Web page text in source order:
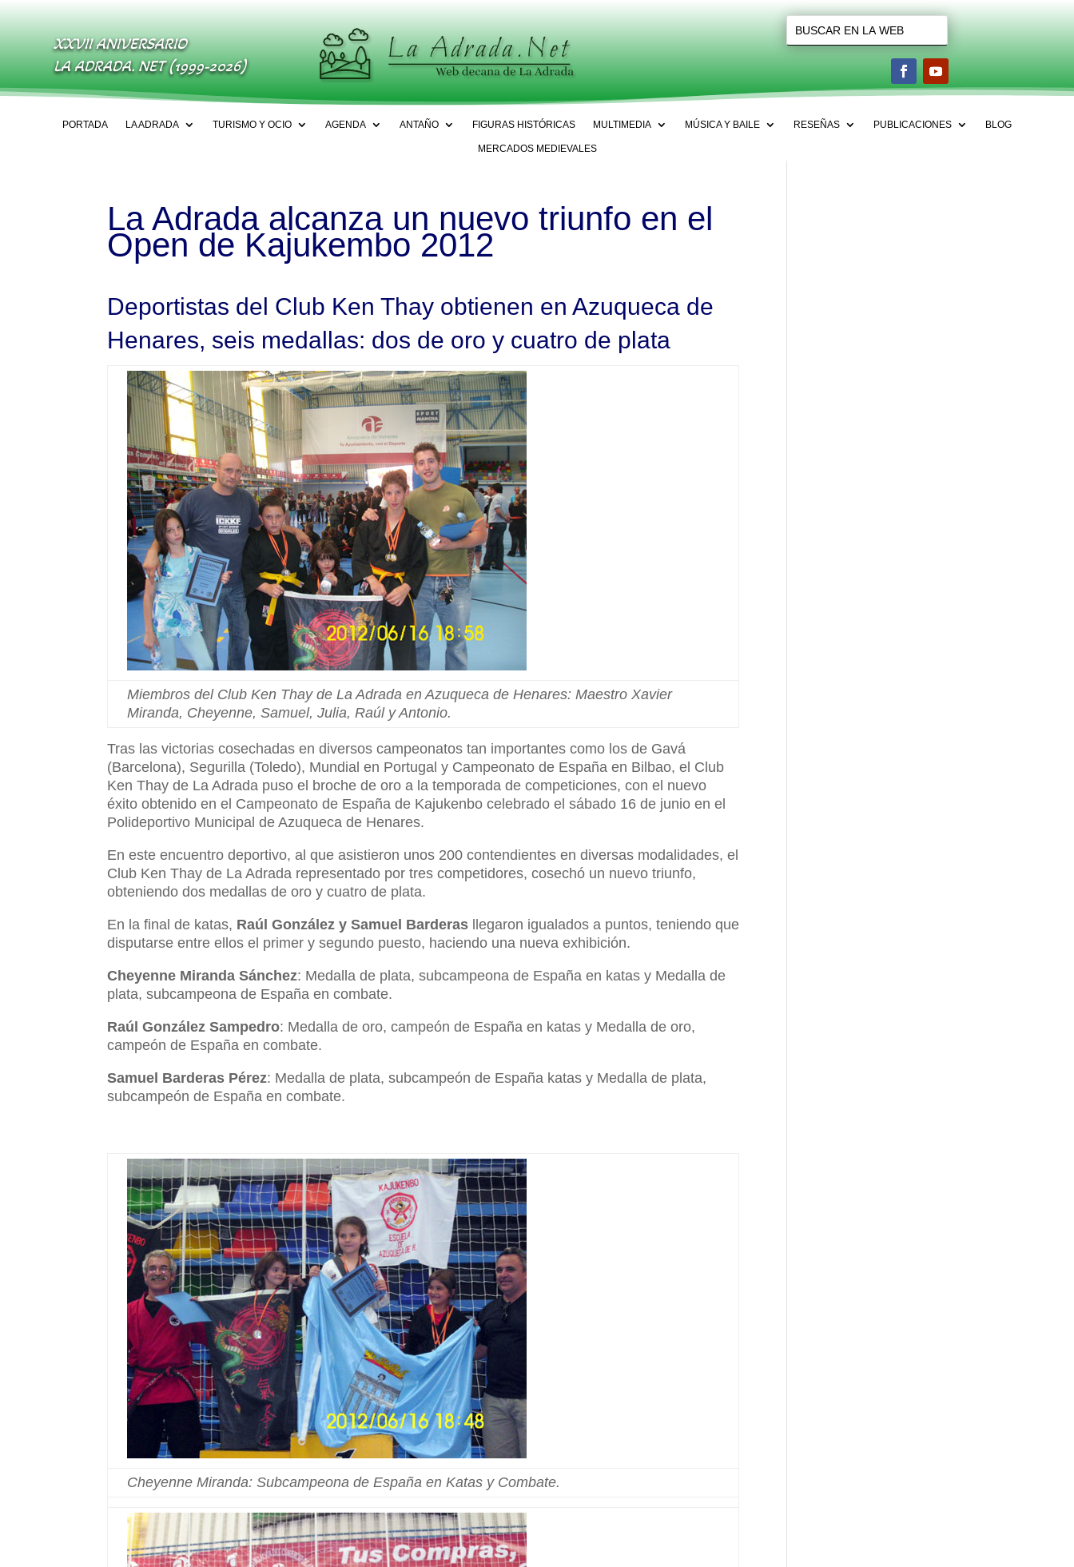
XXVII ANIVERSARIO
LA ADRADA. NET (1999-2026)
PORTADA LA ADRADA TURISMO Y OCIO AGENDA ANTAÑO FIGURAS HISTÓRICAS MULTIMEDIA MÚSICA Y BAILE RESEÑAS PUBLICACIONES BLOG
MERCADOS MEDIEVALES
La Adrada alcanza un nuevo triunfo en el
Open de Kajukembo 2012
Deportistas del Club Ken Thay obtienen en Azuqueca de
Henares, seis medallas: dos de oro y cuatro de plata
Miembros del Club Ken Thay de La Adrada en Azuqueca de Henares: Maestro Xavier
Miranda, Cheyenne, Samuel, Julia, Raúl y Antonio.
Tras las victorias cosechadas en diversos campeonatos tan importantes como los de Gavá
(Barcelona), Segurilla (Toledo), Mundial en Portugal y Campeonato de España en Bilbao, el Club
Ken Thay de La Adrada puso el broche de oro a la temporada de competiciones, con el nuevo
éxito obtenido en el Campeonato de España de Kajukenbo celebrado el sábado 16 de junio en el
Polideportivo Municipal de Azuqueca de Henares.
En este encuentro deportivo, al que asistieron unos 200 contendientes en diversas modalidades, el
Club Ken Thay de La Adrada representado por tres competidores, cosechó un nuevo triunfo,
obteniendo dos medallas de oro y cuatro de plata.
En la final de katas, Raúl González y Samuel Barderas llegaron igualados a puntos, teniendo que
disputarse entre ellos el primer y segundo puesto, haciendo una nueva exhibición.
Cheyenne Miranda Sánchez: Medalla de plata, subcampeona de España en katas y Medalla de
plata, subcampeona de España en combate.
Raúl González Sampedro: Medalla de oro, campeón de España en katas y Medalla de oro,
campeón de España en combate.
Samuel Barderas Pérez: Medalla de plata, subcampeón de España katas y Medalla de plata,
subcampeón de España en combate.
Cheyenne Miranda: Subcampeona de España en Katas y Combate.